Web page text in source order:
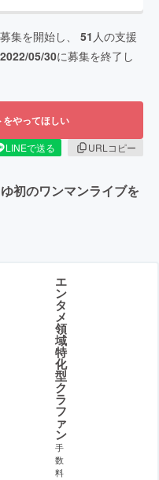
集を開始し、 51 人の支援
2022/05/30に募集を終了し
をやってほしい
LINEで送る
URLコピー
初のワンマンライブを
エ
ン
タ
メ
領
域
特
化
型
ク
ラ
フ
ァ
ン
手
数
料